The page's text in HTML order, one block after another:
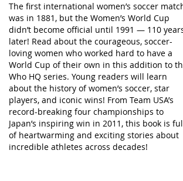
The first international women’s soccer
was in 1881, but the Women’s World Cup
didn’t become official until 1991 — 110
later! Read about the courageous, soccer-
loving women who worked hard to have a
World Cup of their own in this addition to
Who HQ series. Young readers will learn
about the history of women’s soccer, star
players, and iconic wins! From Team USA’s
record-breaking four championships to
Japan’s inspiring win in 2011, this book is
of heartwarming and exciting stories about
incredible athletes across decades!